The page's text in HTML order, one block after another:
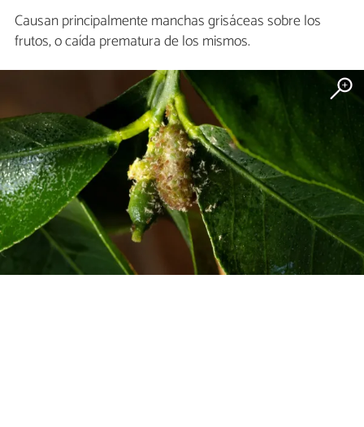
Causan principalmente manchas grisáceas sobre los
frutos, o caída prematura de los mismos.